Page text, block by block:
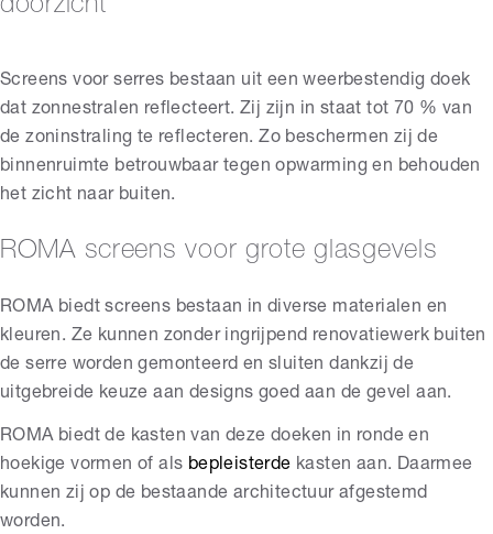
doorzicht
Screens voor serres bestaan uit een weerbestendig doek
dat zonnestralen reflecteert. Zij zijn in staat tot 70 % van
de zoninstraling te reflecteren. Zo beschermen zij de
binnenruimte betrouwbaar tegen opwarming en behouden
het zicht naar buiten.
ROMA screens voor grote glasgevels
ROMA biedt screens bestaan in diverse materialen en
kleuren. Ze kunnen zonder ingrijpend renovatiewerk buiten
de serre worden gemonteerd en sluiten dankzij de
uitgebreide keuze aan designs goed aan de gevel aan.
ROMA biedt de kasten van deze doeken in ronde en
hoekige vormen of als bepleisterde kasten aan. Daarmee
kunnen zij op de bestaande architectuur afgestemd
worden.